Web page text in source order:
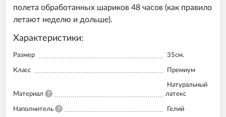
полета обработанных шариков 48 часов (как правило
летают неделю и дольше).
Характеристики:
Размер 35см.
Класс Премиум
Материал ?
Натуральный
латекс
Наполнитель ? Гелий